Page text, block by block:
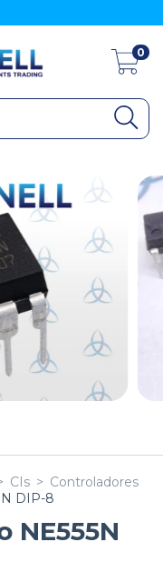
0
CIs > Controladores
N DIP-8
NE555N